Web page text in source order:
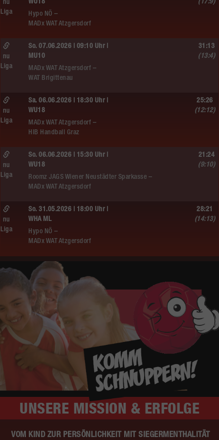
WU18
Hypo NÖ –
MADx WAT Atzgersdorf
nu
Liga
(17:9)
So. 07.06.2026 | 09:10 Uhr |
MU10
MADx WAT Atzgersdorf –
WAT Brigittenau
nu
Liga
31:13
(13:4)
Sa. 06.06.2026 | 18:30 Uhr |
WU18
MADx WAT Atzgersdorf –
HIB Handball Graz
nu
Liga
25:26
(12:12)
So. 06.06.2026 | 15:30 Uhr |
WU18
Roomz JAGS Wiener Neustädter Sparkasse –
MADx WAT Atzgersdorf
nu
Liga
21:24
(9:10)
So. 31.05.2026 | 18:00 Uhr |
WHA ML
Hypo NÖ –
MADx WAT Atzgersdorf
nu
Liga
28:21
(14:13)
UNSERE MISSION & ERFOLGE
VOM KIND ZUR PERSÖNLICHKEIT MIT SIEGERMENTHALITÄT